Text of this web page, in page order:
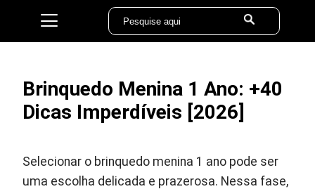
Brinquedo Menina 1 Ano: +40
Dicas Imperdíveis [2026]
Selecionar o brinquedo menina 1 ano pode ser
uma escolha delicada e prazerosa. Nessa fase,